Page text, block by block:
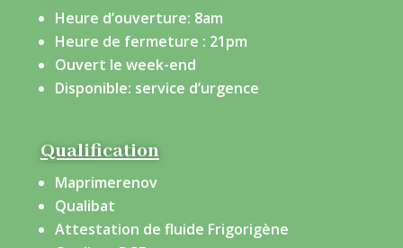
Heure d’ouverture: 8am
Heure de fermeture : 21pm
Ouvert le week-end
Disponible: service d’urgence
Qualification
Maprimerenov
Qualibat
Attestation de fluide Frigorigène